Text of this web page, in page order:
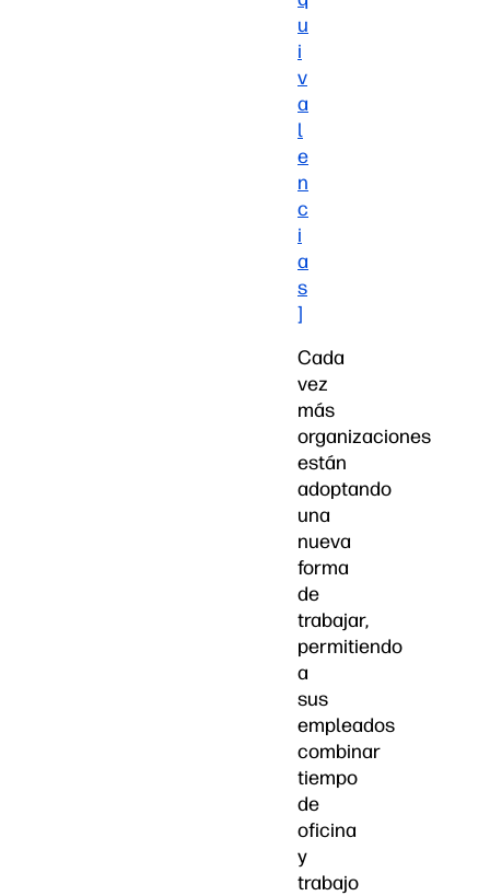
u
i
v
a
l
e
n
c
i
a
s
]
Cada
vez
más
organizaciones
están
adoptando
una
nueva
forma
de
trabajar,
permitiendo
a
sus
empleados
combinar
tiempo
de
oficina
y
trabajo